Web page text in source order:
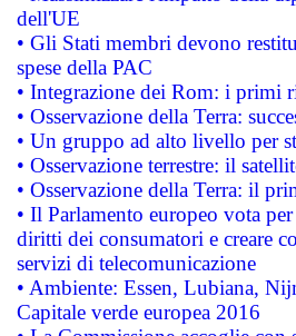
dell'UE
• Gli Stati membri devono
spese della PAC
• Integrazione dei Rom: i primi
• Osservazione della Terra:
• Un gruppo ad alto livello per
• Osservazione terrestre: il
• Osservazione della Terra: il
• Il Parlamento europeo vota
diritti dei consumatori e creare
servizi di telecomunicazione
• Ambiente: Essen, Lubiana,
Capitale verde europea 2016